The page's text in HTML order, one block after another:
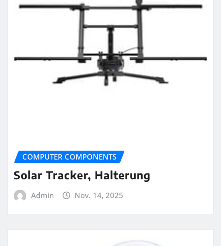
COMPUTER COMPONENTS
Solar Tracker, Halterung
Admin Nov. 14, 2025